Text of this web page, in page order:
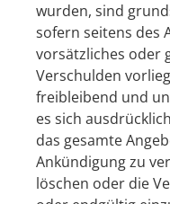
wurden, sind
sofern seitens des
vorsätzliches oder
Verschulden
freibleibend und
es sich
das gesamte
Ankündigung zu
löschen oder die